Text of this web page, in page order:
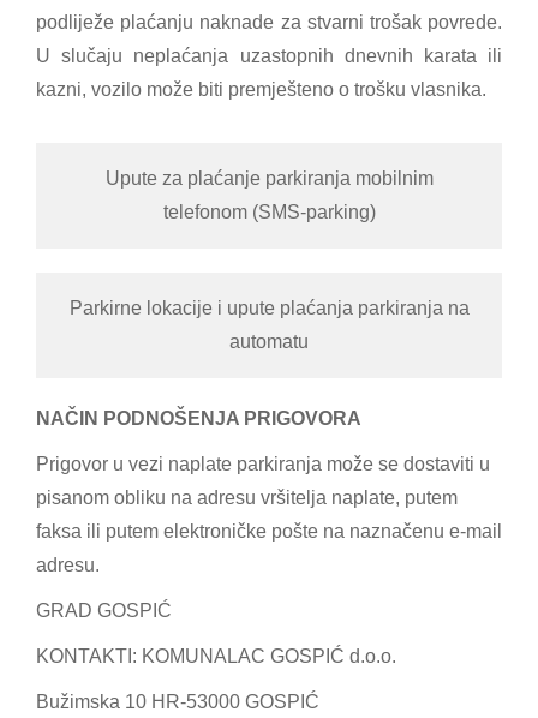
podliježe plaćanju naknade za stvarni trošak povrede.
U slučaju neplaćanja uzastopnih dnevnih karata ili
kazni, vozilo može biti premješteno o trošku vlasnika.
Upute za plaćanje parkiranja mobilnim
telefonom (SMS-parking)
Parkirne lokacije i upute plaćanja parkiranja na
automatu
NAČIN PODNOŠENJA PRIGOVORA
Prigovor u vezi naplate parkiranja može se dostaviti u
pisanom obliku na adresu vršitelja naplate, putem
faksa ili putem elektroničke pošte na naznačenu e-mail
adresu.
GRAD GOSPIĆ
KONTAKTI: KOMUNALAC GOSPIĆ d.o.o.
Bužimska 10 HR-53000 GOSPIĆ